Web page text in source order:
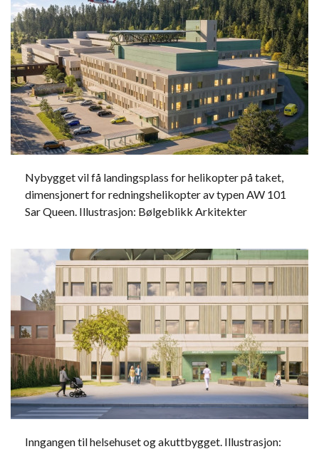
Nybygget vil få landingsplass for helikopter på taket,
dimensjonert for redningshelikopter av typen AW 101
Sar Queen. Illustrasjon: Bølgeblikk Arkitekter
Inngangen til helsehuset og akuttbygget. Illustrasjon: